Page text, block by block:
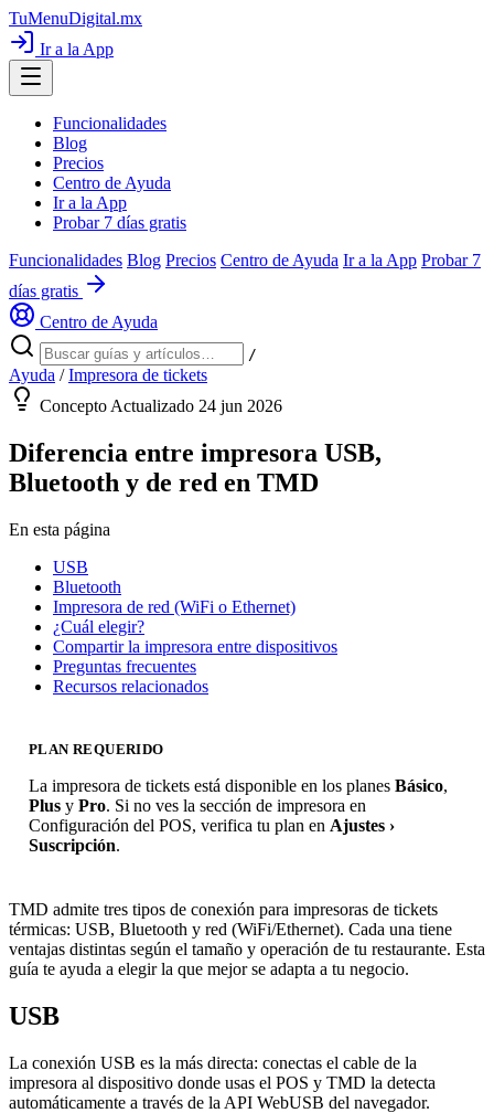
TuMenuDigital.mx
Ir a la App
Funcionalidades
Blog
Precios
Centro de Ayuda
Ir a la App
Probar 7 días gratis
Funcionalidades Blog Precios Centro de Ayuda Ir a la App Probar 7
días gratis
Centro de Ayuda
/
Ayuda / Impresora de tickets
Concepto Actualizado 24 jun 2026
Diferencia entre impresora USB,
Bluetooth y de red en TMD
En esta página
USB
Bluetooth
Impresora de red (WiFi o Ethernet)
¿Cuál elegir?
Compartir la impresora entre dispositivos
Preguntas frecuentes
Recursos relacionados
PLAN REQUERIDO
La impresora de tickets está disponible en los planes Básico,
Plus y Pro. Si no ves la sección de impresora en
Configuración del POS, verifica tu plan en Ajustes ›
Suscripción.
TMD admite tres tipos de conexión para impresoras de tickets
térmicas: USB, Bluetooth y red (WiFi/Ethernet). Cada una tiene
ventajas distintas según el tamaño y operación de tu restaurante. Esta
guía te ayuda a elegir la que mejor se adapta a tu negocio.
USB
La conexión USB es la más directa: conectas el cable de la
impresora al dispositivo donde usas el POS y TMD la detecta
automáticamente a través de la API WebUSB del navegador.